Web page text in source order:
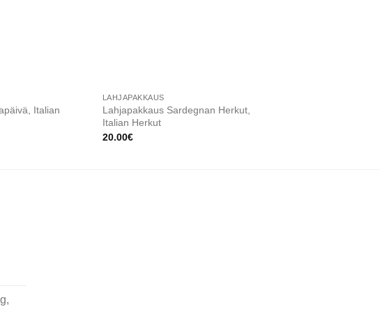
Italian
LAHJAPAKKAUS
Lahjapakkaus Sardegnan Herkut,
Italian Herkut
20.00€